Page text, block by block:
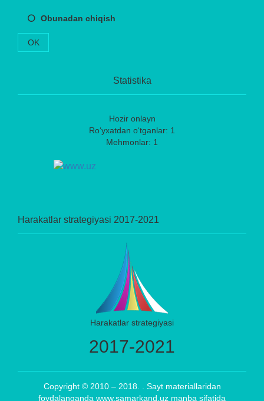
Obunadan chiqish
OK
Statistika
Hozir onlayn
Ro‘yxatdan o‘tganlar: 1
Mehmonlar: 1
Harakatlar strategiyasi 2017-2021
Harakatlar strategiyasi
2017-2021
Copyright © 2010 – 2018. . Sayt materiallaridan
foydalanganda www.samarkand.uz manba sifatida